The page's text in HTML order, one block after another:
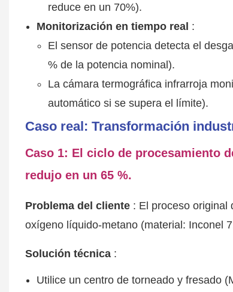
reduce en un 70%).
Monitorización en tiempo real :
El sensor de potencia detecta el
% de la potencia nominal).
La cámara termográfica infrarroja
automático si se supera el límite).
Caso real: Transformación
Caso 1: El ciclo de procesamiento
redujo en un 65 %.
Problema del cliente: El proceso original
oxígeno líquido-metano (material: Inconel
Solución técnica:
Utilice un centro de torneado y fresado